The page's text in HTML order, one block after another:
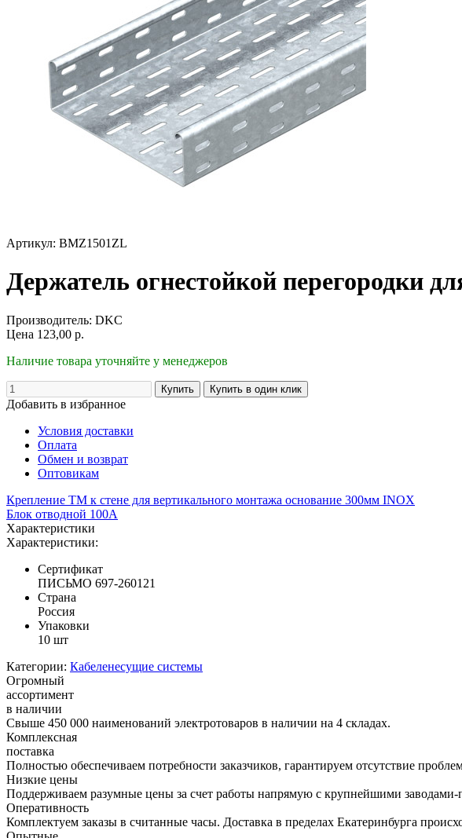
Артикул: BMZ1501ZL
Держатель огнестойкой перегородки
Производитель: DKC
Цена 123,00 р.
Наличие товара уточняйте у менеджеров
Добавить в избранное
Условия доставки
Оплата
Обмен и возврат
Оптовикам
Крепление ТМ к стене для вертикального монтажа основание 300мм INOX
Блок отводной 100А
Характеристики
Характеристики:
Сертификат
ПИСЬМО 697-260121
Страна
Россия
Упаковки
10 шт
Категории: Кабеленесущие системы
Огромный
ассортимент
в наличии
Свыше 450 000 наименований электротоваров в наличии на 4 складах.
Комплексная
поставка
Полностью обеспечиваем потребности заказчиков, гарантируем отсутствие
Низкие цены
Поддерживаем разумные цены за счет работы напрямую с крупнейшими заводами-
Оперативность
Комплектуем заказы в считанные часы. Доставка в пределах Екатеринбурга